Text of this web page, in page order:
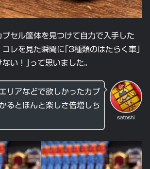
プセル筐体を見つけて自力で入手した
コレを見た瞬間に｢3種類のはたらく車｣
い！｣って思いました。
satoshi
リアなどで欲しかったカプ
るとほんと楽しさ倍増しち